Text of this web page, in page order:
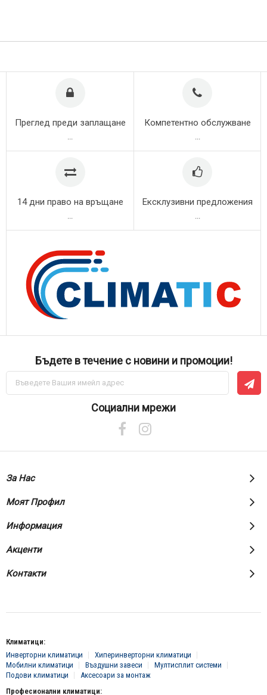
Преглед преди заплащане Компетентно обслужване
14 дни право на връщане Ексклузивни предложения
Бъдете в течение с новини и промоции!
Абонирай
за
Социални мрежи
За Нас
Моят Профил
Информация
Акценти
Контакти
Климатици:
Инверторни климатици
Хиперинверторни климатици
Мобилни климатици
Въздушни завеси
Мултисплит системи
Подови климатици
Аксесоари за монтаж
Професионални климатици: